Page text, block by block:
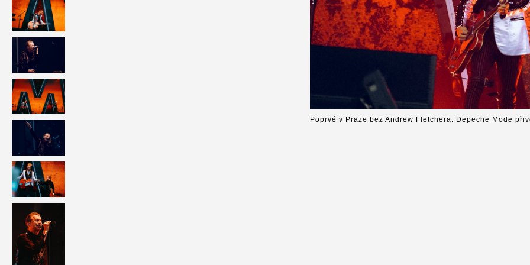
Poprvé v Praze bez Andrew Fletchera. Depeche Mode